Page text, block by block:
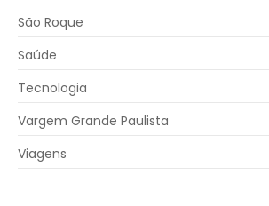
São Roque
Saúde
Tecnologia
Vargem Grande Paulista
Viagens